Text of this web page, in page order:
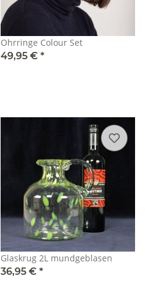
Ohrringe Colour Set
49,95 € *
Glaskrug 2L mundgeblasen
36,95 € *